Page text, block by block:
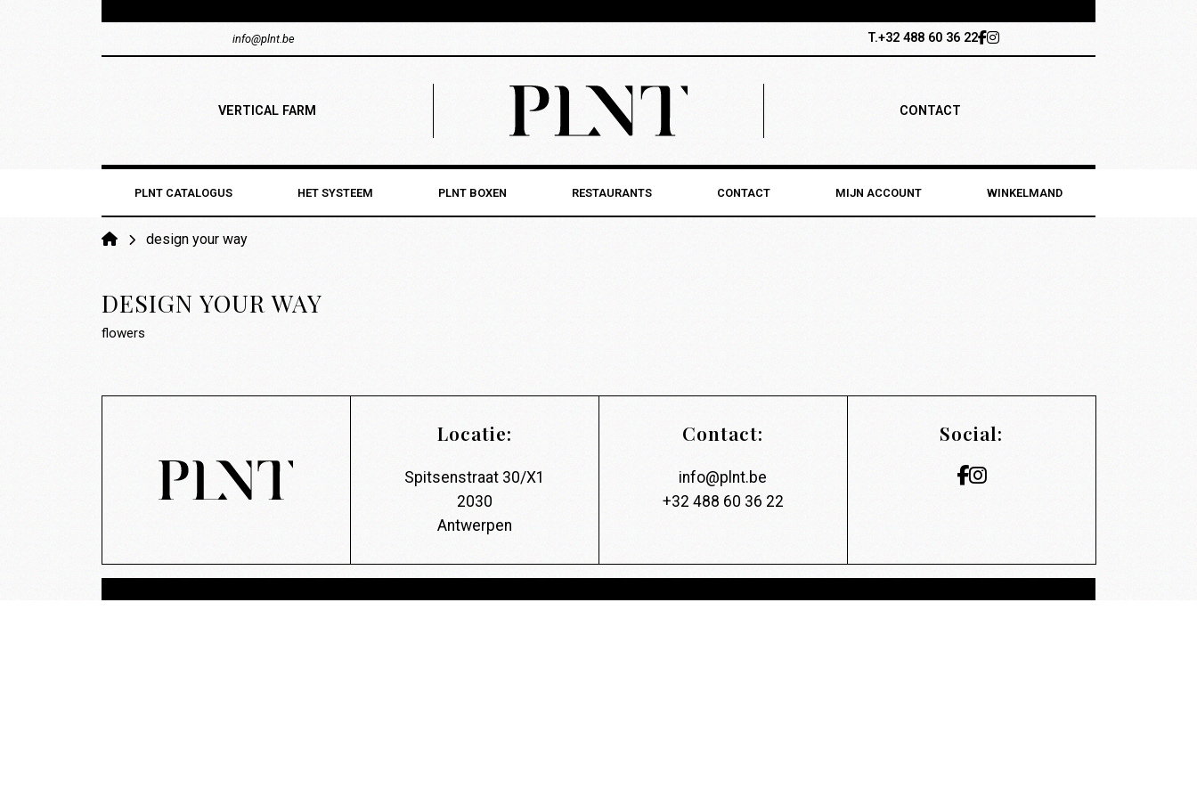
info@plnt.be T.+32 488 60 36 22
VERTICAL FARM CONTACT
PLNT CATALOGUS HET SYSTEEM PLNT BOXEN RESTAURANTS CONTACT MIJN ACCOUNT WINKELMAND
design your way
DESIGN YOUR WAY
flowers
Locatie:
Spitsenstraat 30/X1
2030
Antwerpen
Contact:
info@plnt.be
+32 488 60 36 22
Social: